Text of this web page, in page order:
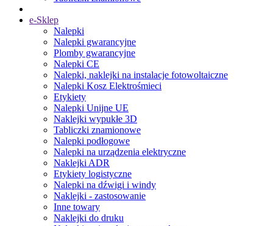
e-Sklep
Nalepki
Nalepki gwarancyjne
Plomby gwarancyjne
Nalepki CE
Nalepki, naklejki na instalacje fotowoltaiczne
Nalepki Kosz Elektrośmieci
Etykiety
Nalepki Unijne UE
Naklejki wypukłe 3D
Tabliczki znamionowe
Nalepki podłogowe
Nalepki na urządzenia elektryczne
Naklejki ADR
Etykiety logistyczne
Nalepki na dźwigi i windy
Naklejki - zastosowanie
Inne towary
Naklejki do druku